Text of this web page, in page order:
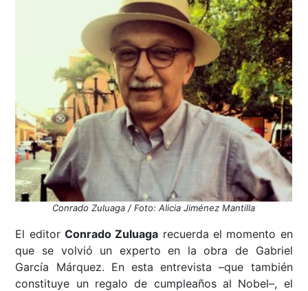
Conrado Zuluaga / Foto: Alicia Jiménez Mantilla
El editorConrado Zuluaga recuerda el momento en
que se volvió un experto en la obra de Gabriel
García Márquez. En esta entrevista –que también
constituye un regalo de cumpleaños al Nobel–, el